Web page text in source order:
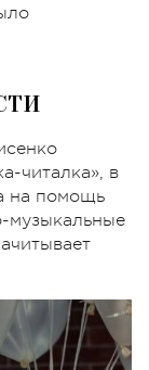
читалка», в
на помощь
музыкальные